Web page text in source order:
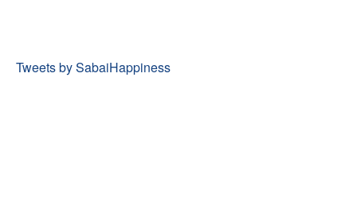
Tweets by SabaiHappiness